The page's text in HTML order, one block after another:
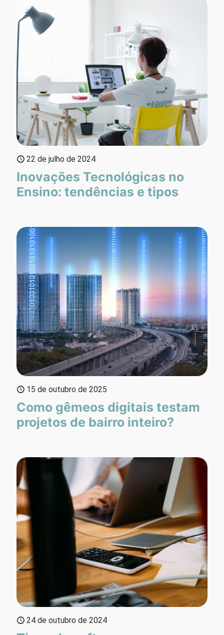
22 de julho de 2024
Inovações Tecnológicas no
Ensino: tendências e tipos
15 de outubro de 2025
Como gêmeos digitais testam
projetos de bairro inteiro?
24 de outubro de 2024